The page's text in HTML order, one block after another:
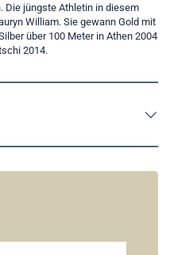
Die jüngste Athletin in diesem
William. Sie gewann Gold mit
über 100 Meter in Athen 2004
2014.